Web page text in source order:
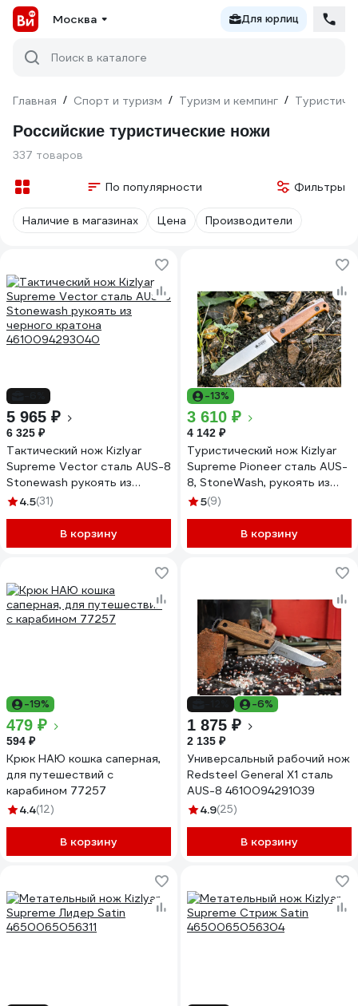
Москва Для юрлиц
Поиск в каталоге
Главная / Спорт и туризм / Туризм и кемпинг /
Российские туристические ножи
337 товаров
По популярности Фильтры
Наличие в магазинах Цена Производители
5 965 ₽
6 325 ₽
Тактический нож Kizlyar
Supreme Vector сталь AUS-8
Stonewash рукоять из
черного кратона
4.5(31)
В корзину
-13%
3 610 ₽
4 142 ₽
Туристический нож Kizlyar
Supreme Pioneer сталь AUS-
8, StoneWash, рукоять из
Кавказского ореха
5(9)
В корзину
-19%
479 ₽
594 ₽
Крюк НАЮ кошка саперная,
для путешествий с
карабином 77257
4.4(12)
В корзину
-6%
1 875 ₽
2 135 ₽
Универсальный рабочий нож
Redsteel General X1 сталь
AUS-8 4610094291039
4.9(25)
В корзину